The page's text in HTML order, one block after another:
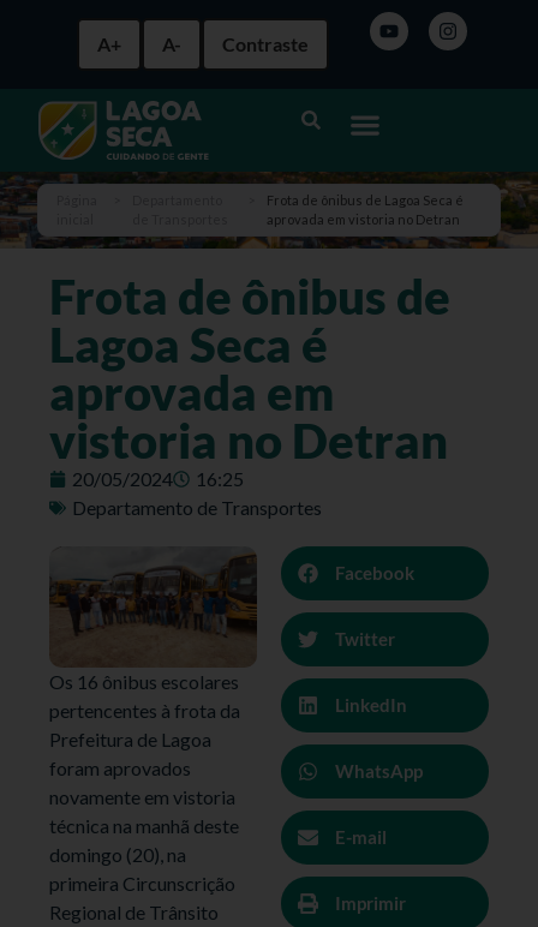
A+ A- Contraste
Frota de ônibus de Lagoa Seca é
aprovada em vistoria no Detran
Frota de ônibus de
Lagoa Seca é
aprovada em
vistoria no Detran
20/05/2024
16:25
Departamento de Transportes
Os 16 ônibus escolares
pertencentes à frota da
Prefeitura de Lagoa
foram aprovados
novamente em vistoria
técnica na manhã deste
domingo (20), na
primeira Circunscrição
Regional de Trânsito
Facebook
Twitter
LinkedIn
WhatsApp
E-mail
Imprimir